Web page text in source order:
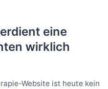
eine
wirklich
Website ist heute kein